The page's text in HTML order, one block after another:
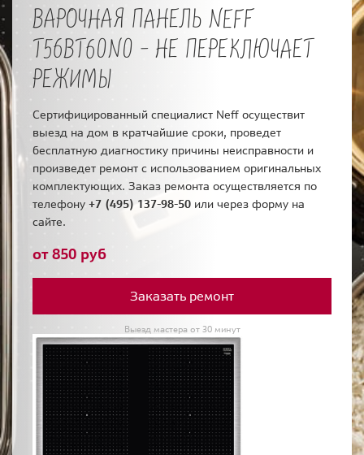
ВАРОЧНАЯ ПАНЕЛЬ NEFF
T56BT60N0 - НЕ ПЕРЕКЛЮЧАЕТ
РЕЖИМЫ
Сертифицированный специалист Neff осуществит
выезд на дом в кратчайшие сроки, проведет
бесплатную диагностику причины неисправности и
произведет ремонт с использованием оригинальных
комплектующих. Заказ ремонта осуществляется по
телефону +7 (495) 137-98-50 или через форму на
сайте.
от 850 руб
Заказать ремонт
Выезд мастера от 30 минут